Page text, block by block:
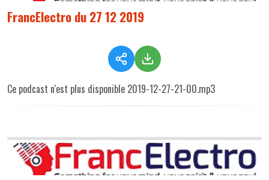
FrancElectro du 27 12 2019
Ce podcast n'est plus disponible 2019-12-27-21-00.mp3